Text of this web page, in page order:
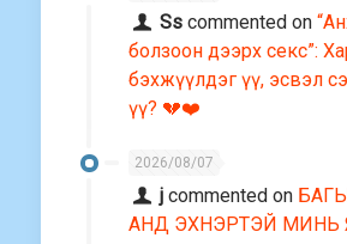
Ss commented on
болзоон дээрх секс”:
бэхжүүлдэг үү, эсвэл
үү? 💔❤️
2026/08/07
j commented on
АНД ЭХНЭРТЭЙ